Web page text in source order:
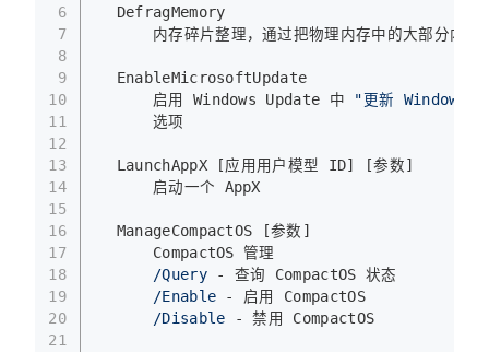
6
7
8
9
10
11
12
13
14
15
16
17
18
19
20
21
  DefragMemory
内存碎片整理，通过把物理内存中的大部分内存
  EnableMicrosoftUpdate
      启用 Windows Update 中
"更新 Windows
      选项
  LaunchAppX [应用用户模型 ID] [参数]
      启动一个 AppX
  ManageCompactOS [参数]
      CompactOS 管理
/Query - 查询 CompactOS 状态
/Enable - 启用 CompactOS
/Disable - 禁用 CompactOS